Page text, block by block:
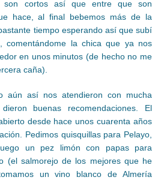
son cortos así que entre que son
hace, al final bebemos más de la
tiempo esperando así que subí
la chica que ya nos
en unos minutos (de hecho no me
caña).
aún así nos atendieron con mucha
buenas recomendaciones. El
desde hace unos cuarenta años
Pedimos quisquillas para Pelayo,
un pez limón con papas para
(el salmorejo de los mejores que he
un vino blanco de Almería